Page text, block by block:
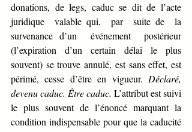
donations, de legs, caduc se dit de l’acte
juridique  valable qui,  par  suite de  la
survenance d’un  événement  postérieur
(l’expiration d’un certain délai le plus
souvent) se trouve annulé, est sans effet, est
périmé, cesse d’être en vigueur. Déclaré,
devenu caduc. Être caduc. L’attribut est suivi
le plus souvent de l’énoncé marquant la
condition indispensable pour que la caducité